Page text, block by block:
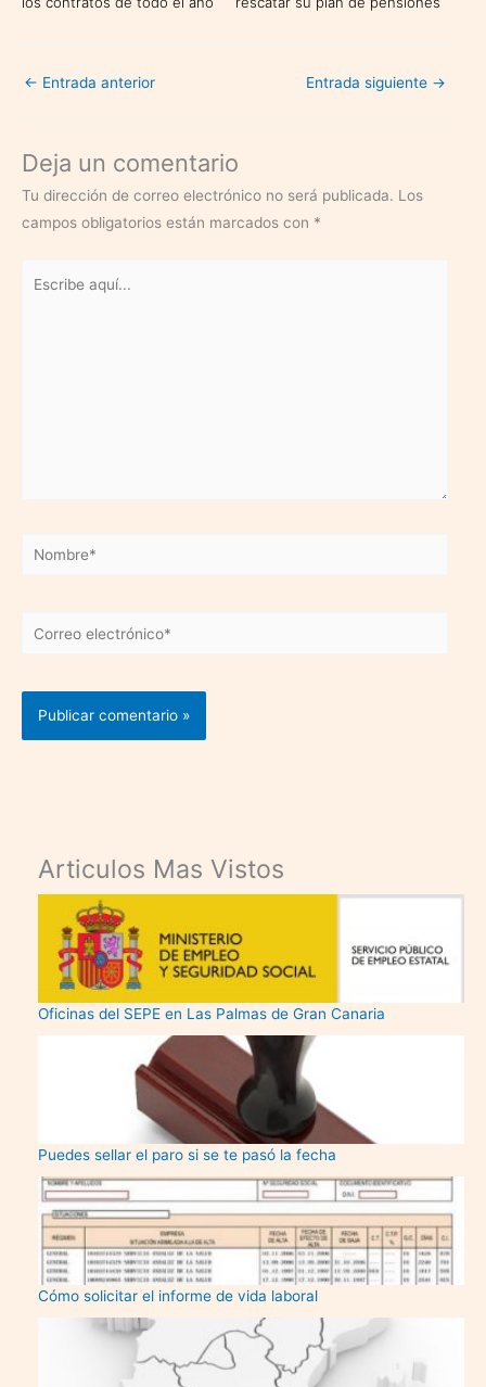
← Entrada anterior Entrada siguiente →
Deja un comentario
Tu dirección de correo electrónico no será publicada. Los
campos obligatorios están marcados con *
Nombre*
Correo
Articulos Mas Vistos
Oficinas del SEPE en Las Palmas de Gran Canaria
Puedes sellar el paro si se te pasó la fecha
Cómo solicitar el informe de vida laboral